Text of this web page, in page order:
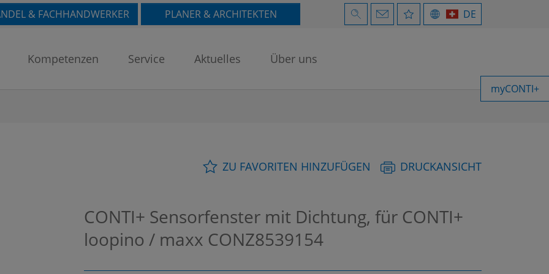
& FACHHANDWERKER PLANER & ARCHITEKTEN DE
Kompetenzen Service Aktuelles Über uns
myCONTI+
ZU FAVORITEN HINZUFÜGEN DRUCKANSICHT
CONTI+ Sensorfenster mit Dichtung, für CONTI+
loopino / maxx CONZ8539154